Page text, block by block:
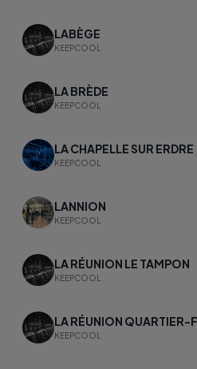
LABÈGE
KEEPCOOL
LA BRÈDE
KEEPCOOL
LA CHAPELLE SUR ERDRE
KEEPCOOL
LANNION
KEEPCOOL
LA RÉUNION LE TAMPON
KEEPCOOL
LA RÉUNION QUARTIER-
KEEPCOOL